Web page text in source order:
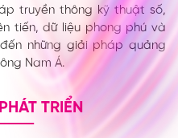
truyền thông kỹ thuật số,
tiến, dữ liệu phong phú và
những giải pháp quảng
Nam Á.
TRIỂN